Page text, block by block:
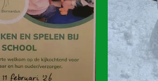
Peuters van 2
harte welkom
oktober 2026.